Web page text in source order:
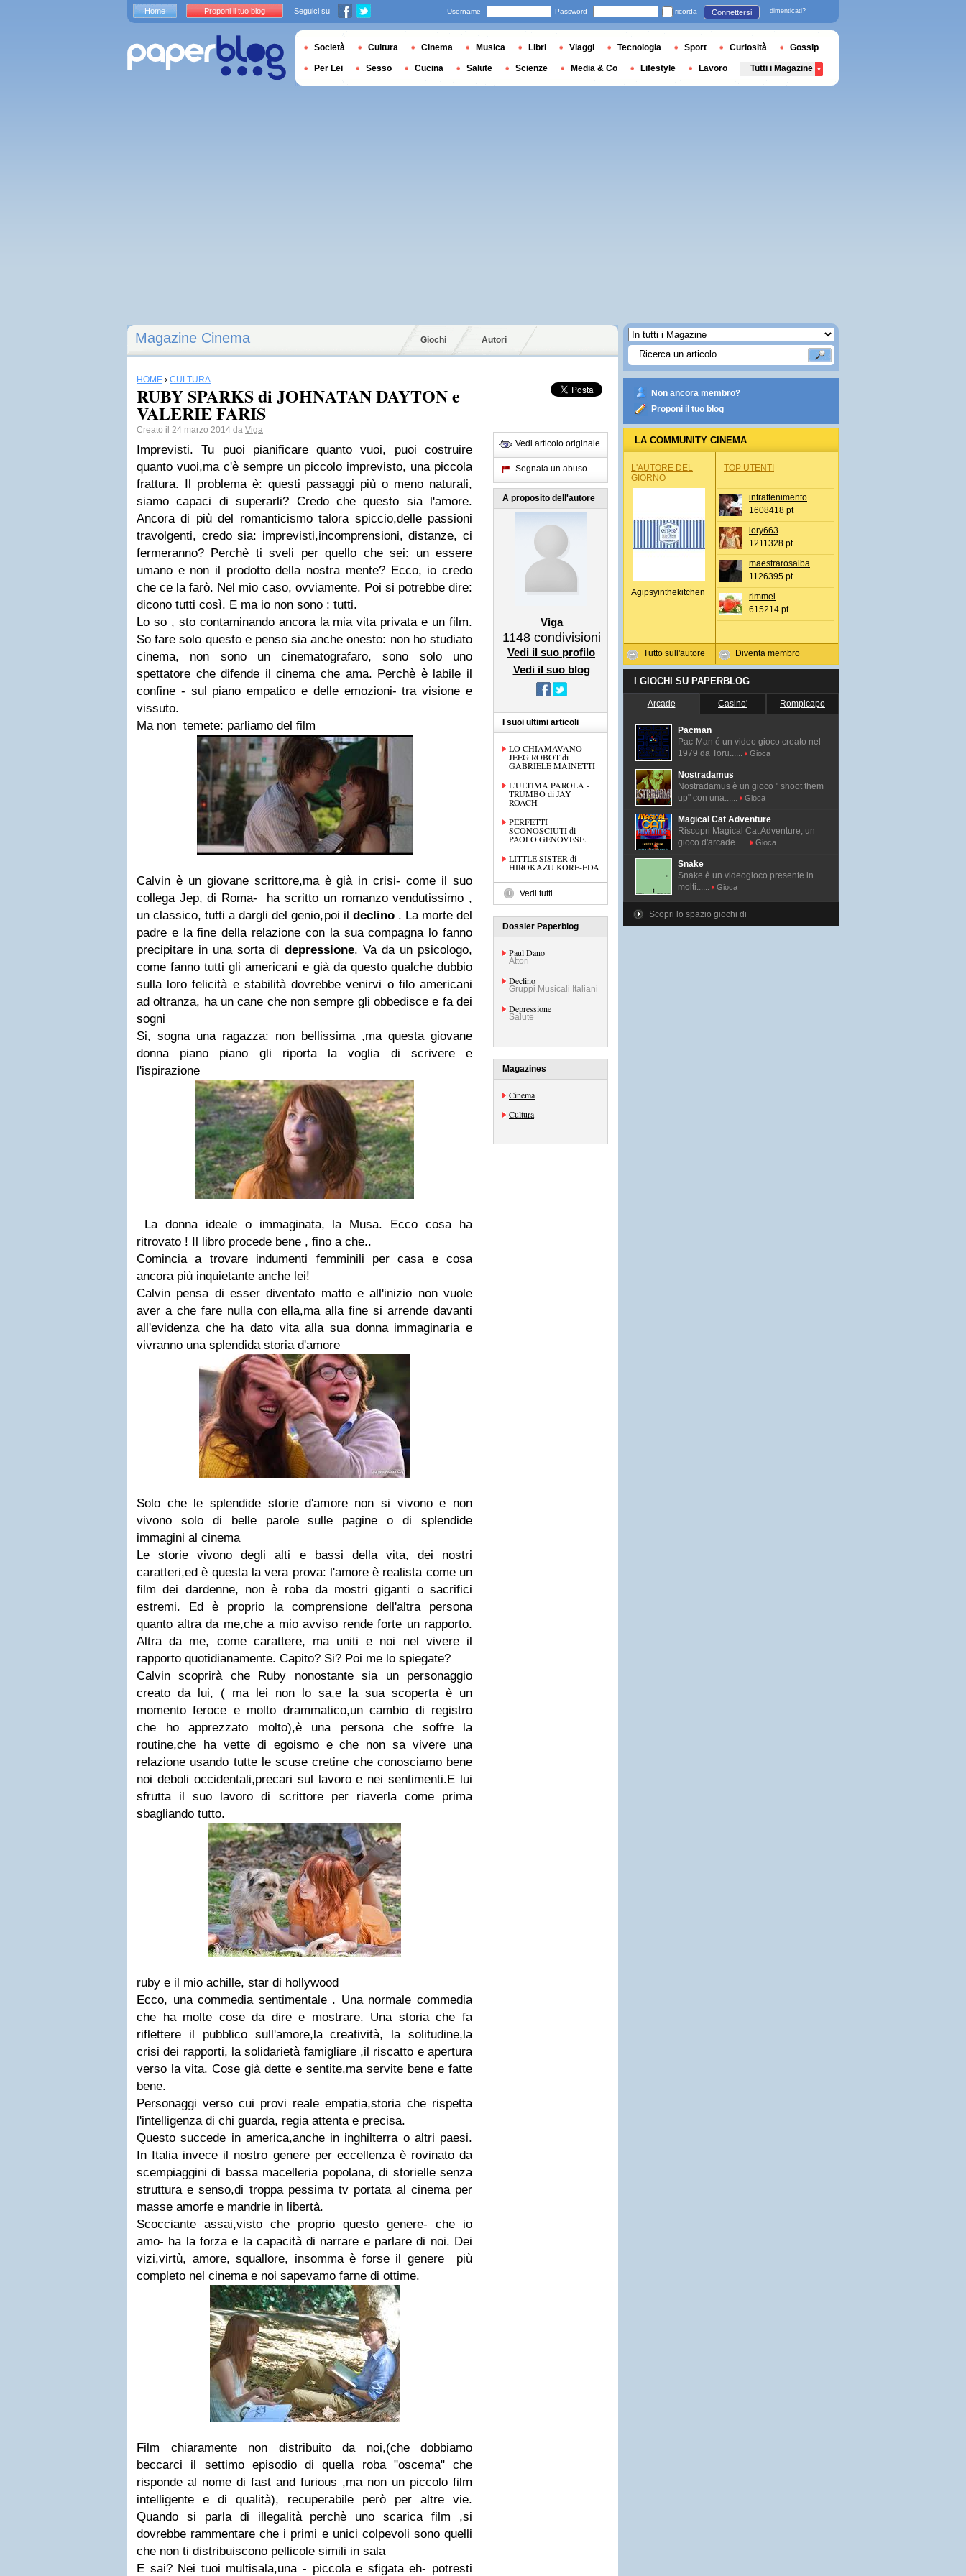
Magazine Cinema Giochi Autori
HOME › CULTURA
RUBY SPARKS di JOHNATAN DAYTON e
VALERIE FARIS
Creato il 24 marzo 2014 da Viga
Imprevisti. Tu puoi pianificare quanto vuoi, puoi costruire
quanto vuoi,ma c'è sempre un piccolo imprevisto, una piccola
frattura. Il problema è: questi passaggi più o meno naturali,
siamo capaci di superarli? Credo che questo sia l'amore.
Ancora di più del romanticismo talora spiccio,delle passioni
travolgenti, credo sia: imprevisti,incomprensioni, distanze, ci
fermeranno? Perchè ti sveli per quello che sei: un essere
umano e non il prodotto della nostra mente? Ecco, io credo
che ce la farò. Nel mio caso, ovviamente. Poi si potrebbe dire:
dicono tutti così. E ma io non sono : tutti.
Lo so , sto contaminando ancora la mia vita privata e un film.
So fare solo questo e penso sia anche onesto: non ho studiato
cinema, non sono un cinematografaro, sono solo uno
spettatore che difende il cinema che ama. Perchè è labile il
confine - sul piano empatico e delle emozioni- tra visione e
vissuto.
Ma non temete: parliamo del film
Calvin è un giovane scrittore,ma è già in crisi- come il suo
collega Jep, di Roma- ha scritto un romanzo vendutissimo ,
un classico, tutti a dargli del genio,poi il declino. La morte del
padre e la fine della relazione con la sua compagna lo fanno
precipitare in una sorta di depressione. Va da un psicologo,
come fanno tutti gli americani e già da questo qualche dubbio
sulla loro felicità e stabilità dovrebbe venirvi o filo americani
ad oltranza, ha un cane che non sempre gli obbedisce e fa dei
sogni
Si, sogna una ragazza: non bellissima ,ma questa giovane
donna piano piano gli riporta la voglia di scrivere e
l'ispirazione
La donna ideale o immaginata, la Musa. Ecco cosa ha
ritrovato ! Il libro procede bene , fino a che..
Comincia a trovare indumenti femminili per casa e cosa
ancora più inquietante anche lei!
Calvin pensa di esser diventato matto e all'inizio non vuole
aver a che fare nulla con ella,ma alla fine si arrende davanti
all'evidenza che ha dato vita alla sua donna immaginaria e
vivranno una splendida storia d'amore
Solo che le splendide storie d'amore non si vivono e non
vivono solo di belle parole sulle pagine o di splendide
immagini al cinema
Le storie vivono degli alti e bassi della vita, dei nostri
caratteri,ed è questa la vera prova: l'amore è realista come un
film dei dardenne, non è roba da mostri giganti o sacrifici
estremi. Ed è proprio la comprensione dell'altra persona
quanto altra da me,che a mio avviso rende forte un rapporto.
Altra da me, come carattere, ma uniti e noi nel vivere il
rapporto quotidianamente. Capito? Si? Poi me lo spiegate?
Calvin scoprirà che Ruby nonostante sia un personaggio
creato da lui, ( ma lei non lo sa,e la sua scoperta è un
momento feroce e molto drammatico,un cambio di registro
che ho apprezzato molto),è una persona che soffre la
routine,che ha vette di egoismo e che non sa vivere una
relazione usando tutte le scuse cretine che conosciamo bene
noi deboli occidentali,precari sul lavoro e nei sentimenti.E lui
sfrutta il suo lavoro di scrittore per riaverla come prima
sbagliando tutto.
ruby e il mio achille, star di hollywood
Ecco, una commedia sentimentale . Una normale commedia
che ha molte cose da dire e mostrare. Una storia che fa
riflettere il pubblico sull'amore,la creatività, la solitudine,la
crisi dei rapporti, la solidarietà famigliare ,il riscatto e apertura
verso la vita. Cose già dette e sentite,ma servite bene e fatte
bene.
Personaggi verso cui provi reale empatia,storia che rispetta
l'intelligenza di chi guarda, regia attenta e precisa.
Questo succede in america,anche in inghilterra o altri paesi.
In Italia invece il nostro genere per eccellenza è rovinato da
scempiaggini di bassa macelleria popolana, di storielle senza
struttura e senso,di troppa pessima tv portata al cinema per
masse amorfe e mandrie in libertà.
Scocciante assai,visto che proprio questo genere- che io
amo- ha la forza e la capacità di narrare e parlare di noi. Dei
vizi,virtù, amore, squallore, insomma è forse il genere più
completo nel cinema e noi sapevamo farne di ottime.
Film chiaramente non distribuito da noi,(che dobbiamo
beccarci il settimo episodio di quella roba "oscema" che
risponde al nome di fast and furious ,ma non un piccolo film
intelligente e di qualità), recuperabile però per altre vie.
Quando si parla di illegalità perchè uno scarica film ,si
dovrebbe rammentare che i primi e unici colpevoli sono quelli
che non ti distribuiscono pellicole simili in sala
E sai? Nei tuoi multisala,una - piccola e sfigata eh- potresti
Vedi articolo originale
Segnala un abuso
A proposito dell'autore
Viga
1148 condivisioni
Vedi il suo profilo
Vedi il suo blog
I suoi ultimi articoli
LO CHIAMAVANO
JEEG ROBOT di
GABRIELE MAINETTI
L'ULTIMA PAROLA -
TRUMBO di JAY
ROACH
PERFETTI
SCONOSCIUTI di
PAOLO GENOVESE.
LITTLE SISTER di
HIROKAZU KORE-EDA
Vedi tutti
Dossier Paperblog
Paul Dano
Attori
Declino
Gruppi Musicali Italiani
Depressione
Salute
Magazines
Cinema
Cultura
Non ancora membro?
Proponi il tuo blog
LA COMMUNITY CINEMA
L'AUTORE DEL
GIORNO
Agipsyinthekitchen
Tutto sull'autore
TOP UTENTI
intrattenimento
1608418 pt
lory663
1211328 pt
maestrarosalba
1126395 pt
rimmel
615214 pt
Diventa membro
I GIOCHI SU PAPERBLOG
Arcade Casino' Rompicapo
Pacman
Pac-Man é un video gioco creato nel
1979 da Toru......
Gioca
Nostradamus
Nostradamus è un gioco " shoot them
up" con una......
Gioca
Magical Cat Adventure
Riscopri Magical Cat Adventure, un
gioco d'arcade......
Gioca
Snake
Snake è un videogioco presente in
molti......
Gioca
Scopri lo spazio giochi di
Home Proponi il tuo blog Seguici su Username Password ricorda Connettersi dimenticati?
Società Cultura Cinema Musica Libri Viaggi Tecnologia Sport Curiosità Gossip
Per Lei Sesso Cucina Salute Scienze Media & Co Lifestyle Lavoro Tutti i Magazine